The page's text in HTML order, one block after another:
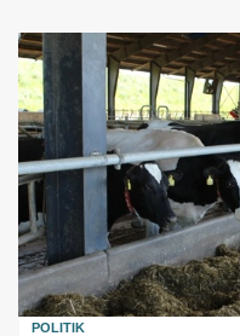
POLITIK